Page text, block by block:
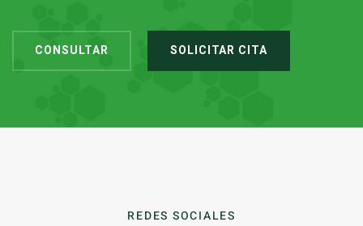
CONSULTAR SOLICITAR CITA
REDES SOCIALES